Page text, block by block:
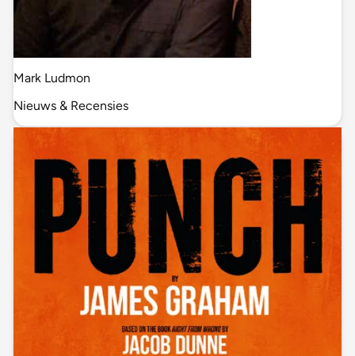
Mark Ludmon
Nieuws & Recensies